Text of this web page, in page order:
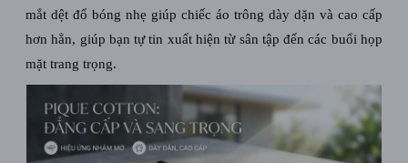
mắt dệt đổ bóng nhẹ giúp chiếc áo trông dày dặn và cao cấp
hơn hẳn, giúp bạn tự tin xuất hiện từ sân tập đến các buổi họp
mặt trang trọng.